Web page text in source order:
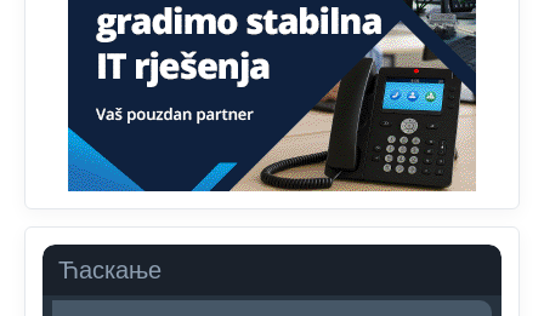
Ћаскање
Анонимно2818605 јуче
11:45
Ovo pravilo jeste unijelo opravdan strah, posebno kada
su u pitanju starije osobe, osobe sa slabijim vidom ili
drhtavom rukom
Анонимно2819033 јуче 12:24
Yes,nekada je bila corava kutija za IZBORE a danas su
coravi biraci.
Анонимно2819162